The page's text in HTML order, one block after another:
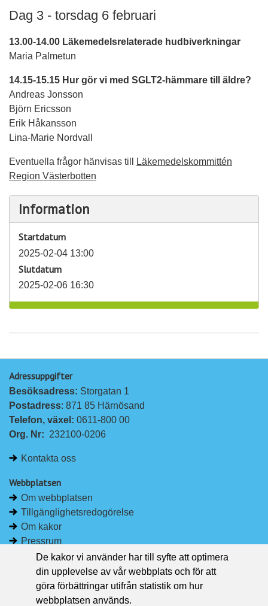
Dag 3 - torsdag 6 februari
13.00-14.00 Läkemedelsrelaterade hudbiverkningar
Maria Palmetun
14.15-15.15 Hur gör vi med SGLT2-hämmare till äldre?
Andreas Jonsson
Björn Ericsson
Erik Håkansson
Lina-Marie Nordvall
Eventuella frågor hänvisas till
Läkemedelskommittén
Region Västerbotten
Information
Startdatum
2025-02-04 13:00
Slutdatum
2025-02-06 16:30
Adressuppgifter
Besöksadress: Storgatan 1
Postadress: 871 85 Härnösand
Telefon, växel: 0611-800 00
Org. Nr: 232100-0206
Kontakta oss
Webbplatsen
Om webbplatsen
Tillgänglighetsredogörelse
Om kakor
Pressrum
Håll dig uppdaterad
Följ Region Västernorrland på Facebook
Region Västernorrland i sociala medier
De kakor vi använder har till syfte att optimera
din upplevelse av vår webbplats och för att
göra förbättringar utifrån statistik om hur
webbplatsen används.